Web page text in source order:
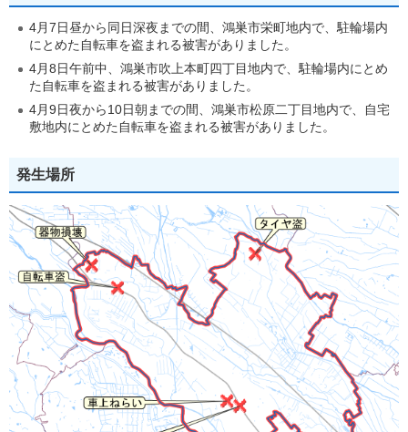
4月7日昼から同日深夜までの間、鴻巣市栄町地内で、駐輪場内
にとめた自転車を盗まれる被害がありました。
4月8日午前中、鴻巣市吹上本町四丁目地内で、駐輪場内にとめ
た自転車を盗まれる被害がありました。
4月9日夜から10日朝までの間、鴻巣市松原二丁目地内で、自宅
敷地内にとめた自転車を盗まれる被害がありました。
発生場所